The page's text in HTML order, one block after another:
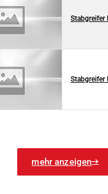
Stabgreifer
Stabgreifer
mehr anzeigen